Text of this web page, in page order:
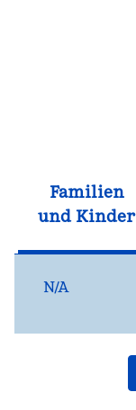
Familien
und Kinder
N/A